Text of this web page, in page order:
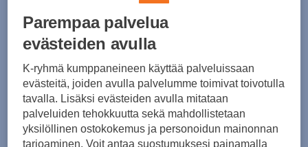
Hinta sisältää painatukset:
Iso numero selkään
RIPS/HYPS YJ LOGO
ARVO
Tuotteen hinta ennen painatuksia 15,50 €
Yksilötilaus Joukkuetilaus
Parempaa palvelua
evästeiden avulla
K-ryhmä kumppaneineen käyttää palveluissaan
evästeitä, joiden avulla palvelumme toimivat toivotulla
tavalla. Lisäksi evästeiden avulla mitataan
palveluiden tehokkuutta sekä mahdollistetaan
yksilöllinen ostokokemus ja personoidun mainonnan
tarjoaminen. Voit antaa suostumuksesi painamalla